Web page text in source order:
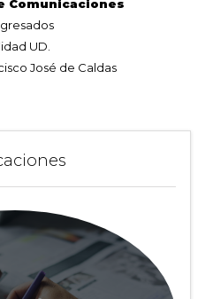
Comunicaciones
UD.
José de Caldas